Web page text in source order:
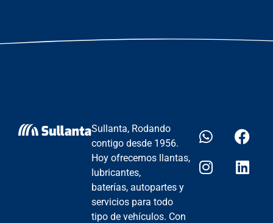
Sullanta, Rodando
contigo desde 1956.
Hoy ofrecemos llantas,
lubricantes,
baterías, autopartes y
servicios para todo
tipo de vehículos. Con